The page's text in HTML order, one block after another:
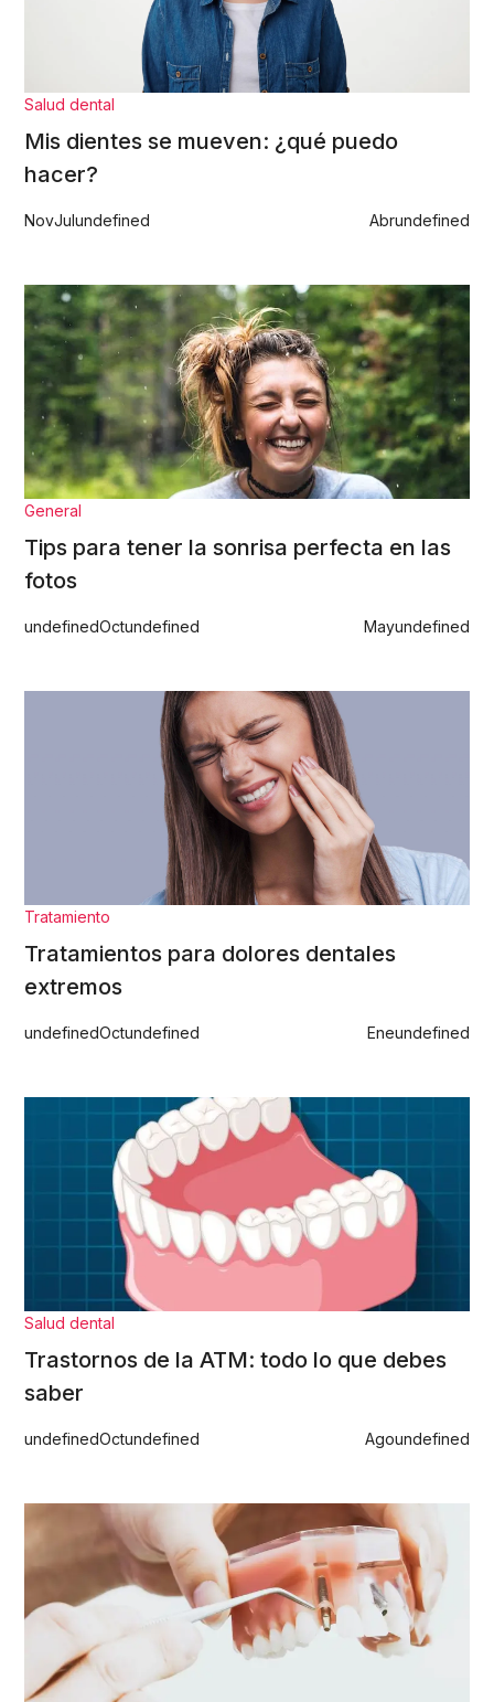
Salud dental
Mis dientes se mueven: ¿qué puedo
hacer?
NovJulundefined Abrundefined
General
Tips para tener la sonrisa perfecta en las
fotos
undefinedOctundefined Mayundefined
Tratamiento
Tratamientos para dolores dentales
extremos
undefinedOctundefined Eneundefined
Salud dental
Trastornos de la ATM: todo lo que debes
saber
undefinedOctundefined Agoundefined